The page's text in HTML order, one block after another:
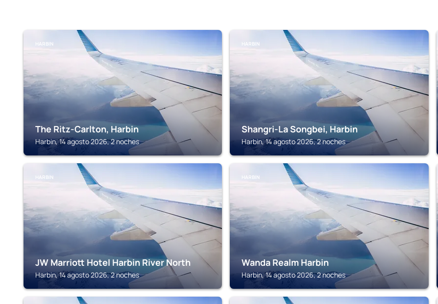
HARBIN
The Ritz-Carlton, Harbin
Harbin, 14 agosto 2026, 2 noches
HARBIN
Shangri-La Songbei, Harbin
Harbin, 14 agosto 2026, 2 noches
HARBIN
JW Marriott Hotel Harbin River North
Harbin, 14 agosto 2026, 2 noches
HARBIN
Wanda Realm Harbin
Harbin, 14 agosto 2026, 2 noches